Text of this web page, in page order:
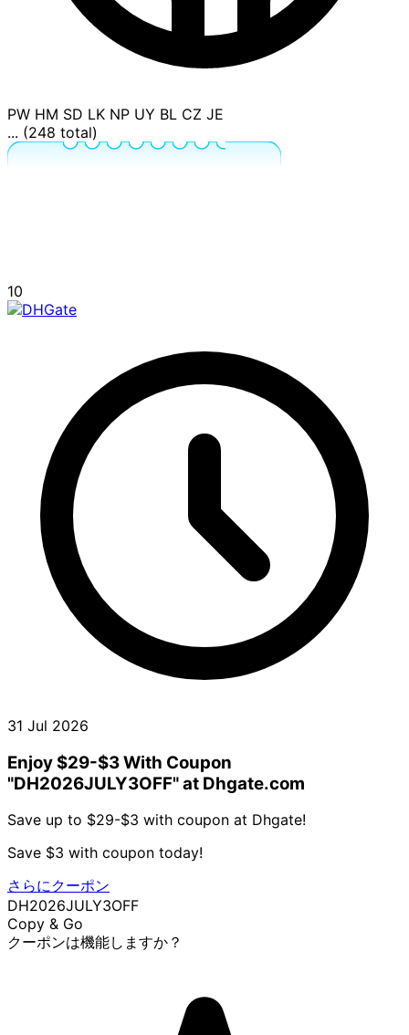
PW HM SD LK NP UY BL CZ JE
... (248 total)
10
31 Jul 2026
Enjoy $29-$3 With Coupon
"DH2026JULY3OFF" at Dhgate.com
Save up to $29-$3 with coupon at Dhgate!
Save $3 with coupon today!
さらにクーポン
DH2026JULY3OFF
Copy & Go
クーポンは機能しますか？